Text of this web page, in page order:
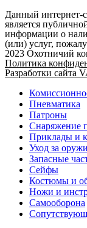
Данный интернет-
является
информации о
(или) услуг,
2023 Охотничий
Политика
Разработки
Пневматика
Патроны
Снаряжение
Приклады и
Уход за
Запасные
Сейфы
Костюмы и
Ножи и
Самооборона